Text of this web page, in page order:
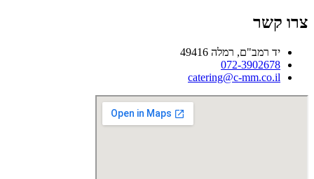
צרו קשר
יד רמב"ם, רמלה 49416
072-3902678
catering@c-mm.co.il